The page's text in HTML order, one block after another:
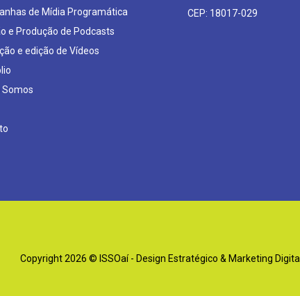
de Mídia Programática
e Produção de Podcasts
e edição de Vídeos
CEP: 18017-029
Copyright 2026 © ISSOaí - Design Estratégico & Marketing Digital